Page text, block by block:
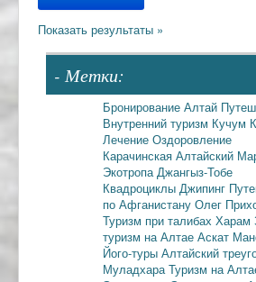
- Метки:
Бронирование Алтай
Внутренний туризм Кучум
Лечение Оздоровление
Карачинская Алтайский
Экотропа Джангыз-Тобе
Квадроциклы Джипинг
по Афганистану Олег
Туризм при талибах Харам
туризм на Алтае Аскат
Його-туры Алтайский
Муладхара Туризм на